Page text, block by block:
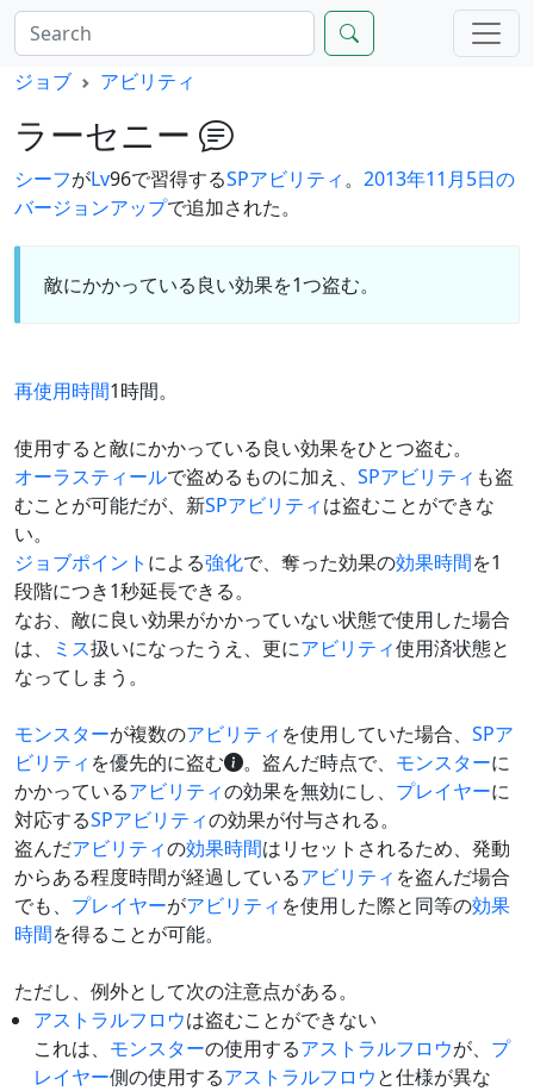
ジョブ アビリティ
ラーセニー
シーフがLv96で習得するSPアビリティ。 2013年11月5日の
バージョンアップで追加された。
敵にかかっている良い効果を1つ盗む。
再使用時間1時間。
使用すると敵にかかっている良い効果をひとつ盗む。
オーラスティールで盗めるものに加え、 SPアビリティ も盗
むことが可能だが、新SPアビリティは盗むことができな
い。
ジョブポイント による強化で、奪った効果の効果時間を1
段階につき1秒延長できる。
なお、敵に良い効果がかかっていない状態で使用した場合
は、
ミス扱いになったうえ、更にアビリティ使用済状態と
なってしまう。
モンスターが複数のアビリティ を使用していた場合、 SPア
ビリティ を優先的に盗む 。盗んだ時点で、 モンスターに
かかっているアビリティの効果を無効にし、 プレイヤーに
対応するSPアビリティの効果が付与される。
盗んだアビリティの効果時間はリセットされるため、発動
からある程度時間が経過しているアビリティ を盗んだ場合
でも、 プレイヤーがアビリティ を使用した際と同等の効果
時間を得ることが可能。
ただし、例外として次の注意点がある。
アストラルフロウは盗むことができない
これは、 モンスターの使用するアストラルフロウが、 プ
レイヤー側の使用するアストラルフロウと仕様が異な